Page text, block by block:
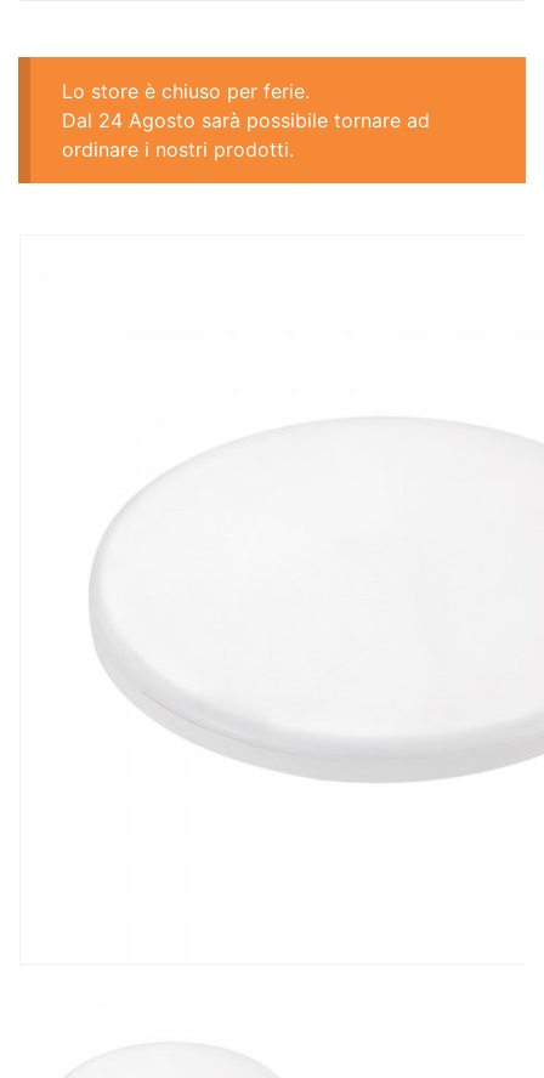
Lo store è chiuso per ferie.
Dal 24 Agosto sarà possibile tornare ad
ordinare i nostri prodotti.